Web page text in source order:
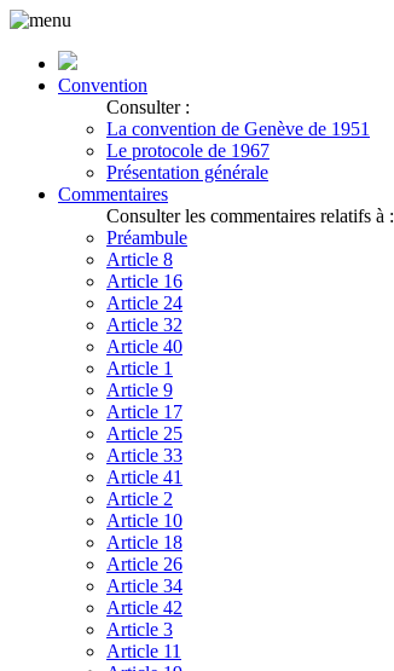
Convention
Consulter :
La convention de Genève de 1951
Le protocole de 1967
Présentation générale
Commentaires
Consulter les commentaires relatifs à :
Préambule
Article 8
Article 16
Article 24
Article 32
Article 40
Article 1
Article 9
Article 17
Article 25
Article 33
Article 41
Article 2
Article 10
Article 18
Article 26
Article 34
Article 42
Article 3
Article 11